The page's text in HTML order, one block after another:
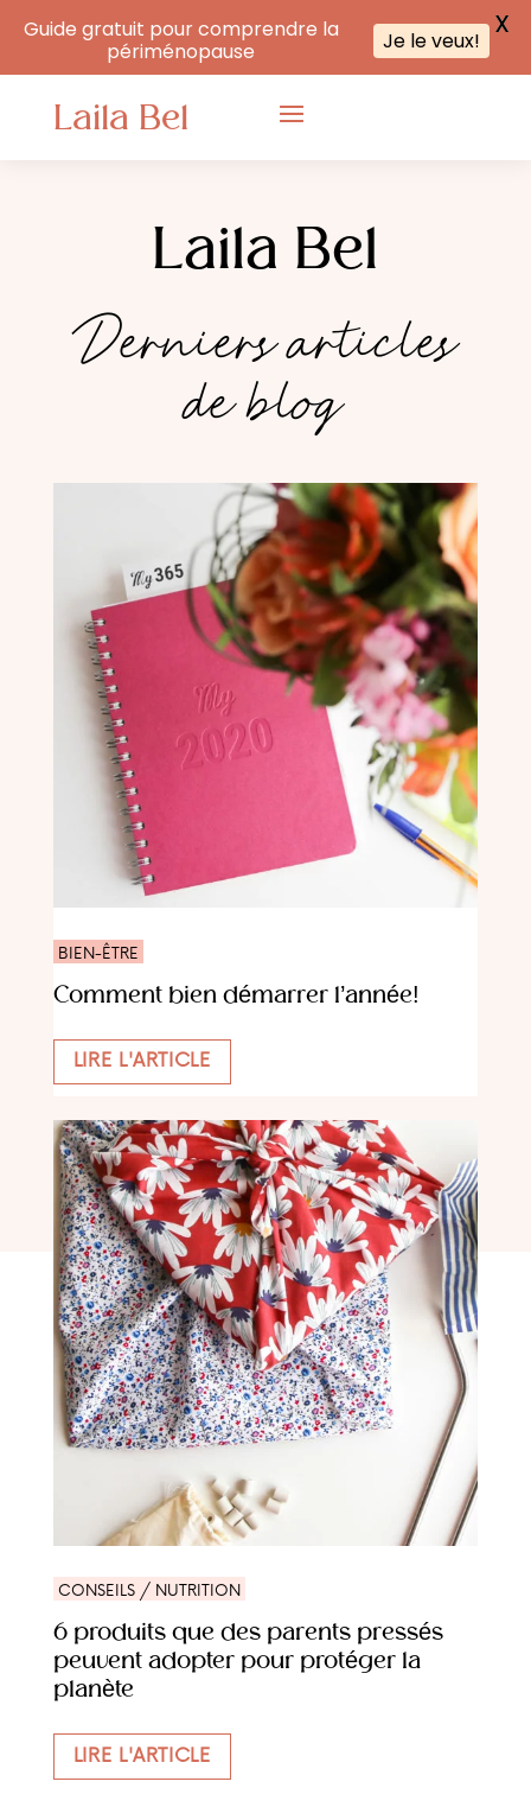
Laila Bel
Laila Bel
Derniers articles
de blog
BIEN-ÊTRE
Comment bien démarrer l’année!
LIRE L'ARTICLE
CONSEILS / NUTRITION
6 produits que des parents pressés
peuvent adopter pour protéger la
planète
LIRE L'ARTICLE
Guide gratuit pour comprendre la
périménopause
Je le veux! X